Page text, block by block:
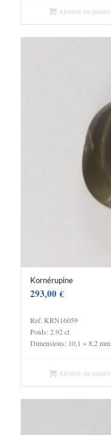
Ajouter au panier
Kornérupine
293,00€
Ref: KRN16059
Poids: 2.92 ct
Dimensions: 10,1 × 8,2 mm
Ajouter au panier